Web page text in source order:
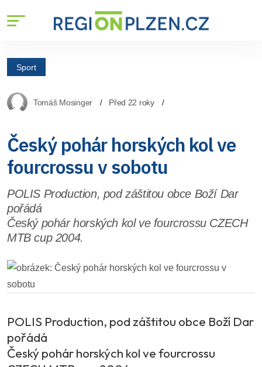
Sport
Tomáš Mosinger Před 22 roky
Český pohár horských kol ve
fourcrossu v sobotu
POLIS Production, pod záštitou obce Boží Dar
pořádá
Český pohár horských kol ve fourcrossu CZECH
MTB cup 2004.
POLIS Production, pod záštitou obce Boží Dar
pořádá
Český pohár horských kol ve fourcrossu